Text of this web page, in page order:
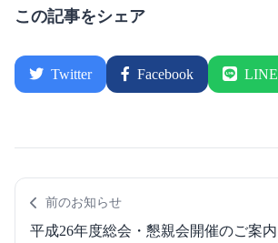
この記事をシェア
Twitter Facebook LINE
前のお知らせ
平成26年度総会・懇親会開催のご案内